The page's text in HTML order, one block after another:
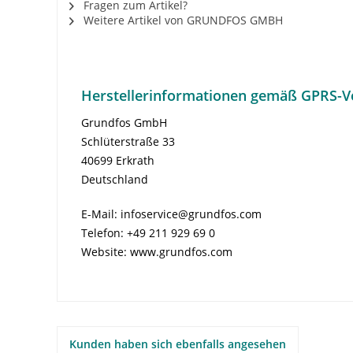
Fragen zum Artikel?
Weitere Artikel von GRUNDFOS GMBH
Herstellerinformationen gemäß GPRS-
Grundfos GmbH
Schlüterstraße 33
40699 Erkrath
Deutschland
E-Mail: infoservice@grundfos.com
Telefon: +49 211 929 69 0
Website: www.grundfos.com​
Kunden haben sich ebenfalls angesehen